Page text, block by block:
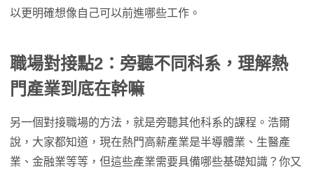
以更明確想像自己可以前進哪些工作。
職場對接點2：旁聽不同科系，理解熱
門產業到底在幹嘛
另一個對接職場的方法，就是旁聽其他科系的課程。浩爾
說，大家都知道，現在熱門高薪產業是半導體業、生醫產
業、金融業等等，但這些產業需要具備哪些基礎知識？你又